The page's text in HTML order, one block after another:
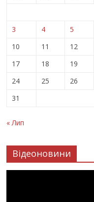
3
4 5
10
11 12
17
18 19
24
25 26
31
« Лип
Відеоновини